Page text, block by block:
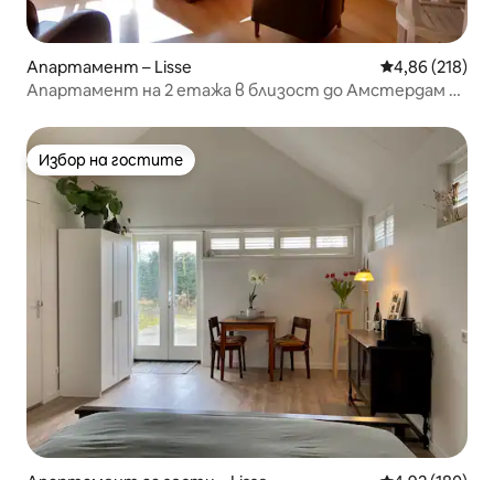
Апартамент – Lisse Средна
4,86 (218)
Апартамент на 2 етажа в близост до Амстердам и
Избор на гостите
Избор на гостите